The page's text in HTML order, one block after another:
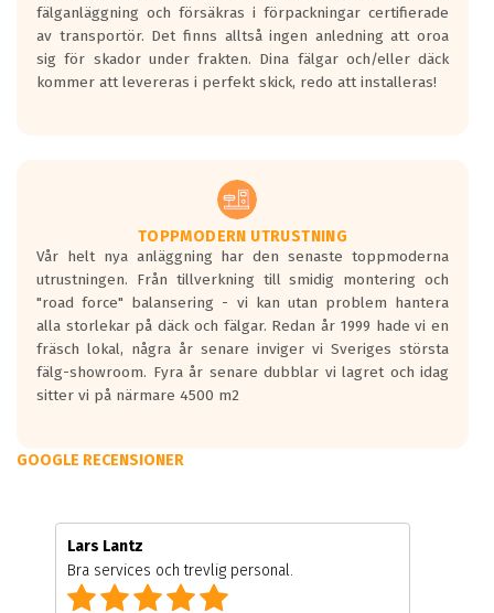
fälganläggning och försäkras i förpackningar certifierade
av transportör. Det finns alltså ingen anledning att oroa
sig för skador under frakten. Dina fälgar och/eller däck
kommer att levereras i perfekt skick, redo att installeras!
TOPPMODERN UTRUSTNING
Vår helt nya anläggning har den senaste toppmoderna
utrustningen. Från tillverkning till smidig montering och
"road force" balansering - vi kan utan problem hantera
alla storlekar på däck och fälgar. Redan år 1999 hade vi en
fräsch lokal, några år senare inviger vi Sveriges största
fälg-showroom. Fyra år senare dubblar vi lagret och idag
sitter vi på närmare 4500 m2
GOOGLE RECENSIONER
Lars Lantz
Bra services och trevlig personal.